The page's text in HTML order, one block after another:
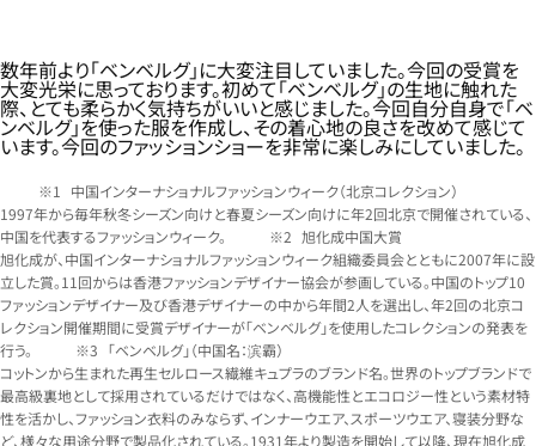
数年前より「ベンベルグ」に大変注目していました。今回の受賞を
大変光栄に思っております。初めて「ベンベルグ」の生地に触れた
際、とても柔らかく気持ちがいいと感じました。今回自分自身で「ベ
ンベルグ」を使った服を作成し、その着心地の良さを改めて感じて
います。今回のファッションショーを非常に楽しみにしていました。
中国インターナショナルファッションウィーク（北京コレクション）
1997年から毎年秋冬シーズン向けと春夏シーズン向けに年2回北京で開催されている、
中国を代表するファッションウィーク。
旭化成中国大賞
旭化成が、中国インターナショナルファッションウィーク組織委員会とともに2007年に設
立した賞。11回からは香港ファッションデザイナー協会が参画している。中国のトップ10
ファッションデザイナー及び香港デザイナーの中から年間2人を選出し、年2回の北京コ
レクション開催期間に受賞デザイナーが「ベンベルグ」を使用したコレクションの発表を
行う。
「ベンベルグ」（中国名：滨霸）
コットンから生まれた再生セルロース繊維キュプラのブランド名。世界のトップブランドで
最高級裏地として採用されているだけではなく、高機能性とエコロジー性という素材特
性を活かし、ファッション衣料のみならず、インナーウエア、スポーツウエア、寝装分野な
ど、様々な用途分野で製品化されている。1931年より製造を開始して以降、現在旭化成